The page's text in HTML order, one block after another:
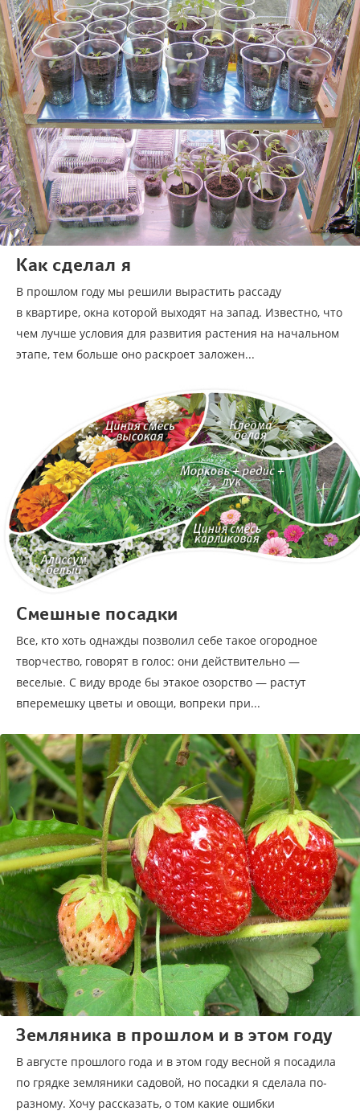
Как сделал я
В прошлом году мы решили вырастить рассаду
в квартире, окна которой выходят на запад. Известно, что
чем лучше условия для развития растения на начальном
этапе, тем больше оно раскроет заложен...
Смешные посадки
Все, кто хоть однажды позволил себе такое огородное
творчество, говорят в голос: они действительно —
веселые. С виду вроде бы этакое озорство — растут
вперемешку цветы и овощи, вопреки при...
Земляника в прошлом и в этом году
В августе прошлого года и в этом году весной я посадила
по грядке земляники садовой, но посадки я сделала по-
разному. Хочу рассказать, о том какие ошибки